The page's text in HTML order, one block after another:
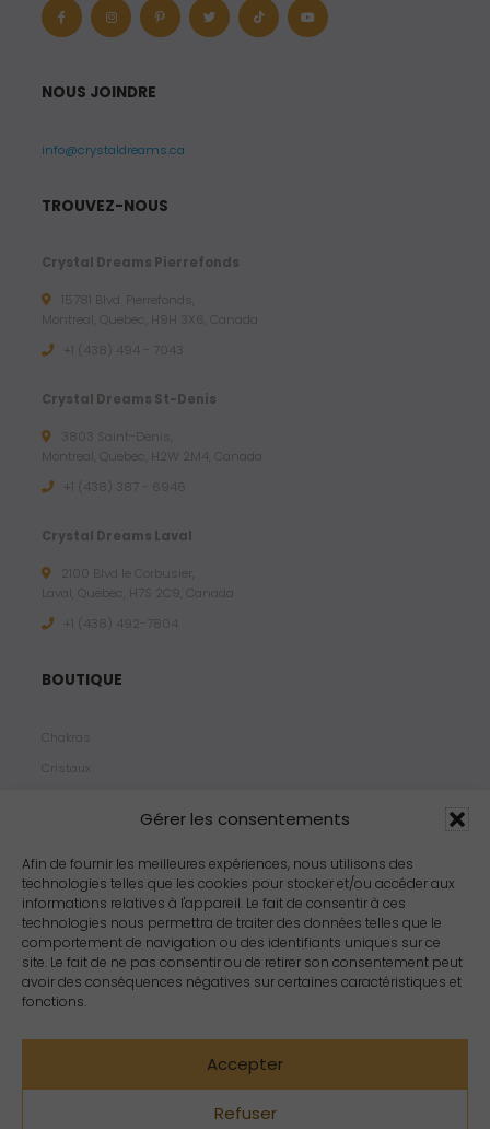
Gérer les consentements
Afin de fournir les meilleures expériences, nous utilisons des
technologies telles que les cookies pour stocker et/ou accéder aux
informations relatives à l'appareil. Le fait de consentir à ces
technologies nous permettra de traiter des données telles que le
comportement de navigation ou des identifiants uniques sur ce
site. Le fait de ne pas consentir ou de retirer son consentement peut
avoir des conséquences négatives sur certaines caractéristiques et
fonctions.
Accepter
Refuser
NOUS JOINDRE
info@crystaldreams.ca
TROUVEZ-NOUS
Crystal Dreams Pierrefonds
15781 Blvd. Pierrefonds,
Montreal, Quebec, H9H 3X6, Canada
+1 (438) 494 - 7043
Crystal Dreams St-Denis
3803 Saint-Denis,
Montreal, Quebec, H2W 2M4, Canada
+1 (438) 387 - 6946
Crystal Dreams Laval
2100 Blvd le Corbusier,
Laval, Quebec, H7S 2C9, Canada
+1 ‪(438) 492-7804‬
BOUTIQUE
Chakras
Cristaux
Propriétés
Arômes
Zodiacs